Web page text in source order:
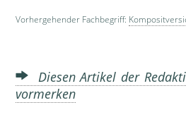
Vorhergehender Fachbegriff:
Diesen Artikel der
vormerken